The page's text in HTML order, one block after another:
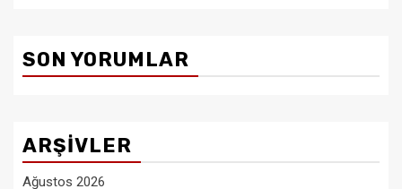
SON YORUMLAR
ARŞIVLER
Ağustos 2026